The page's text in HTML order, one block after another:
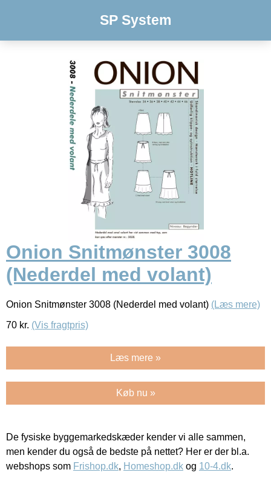
SP System
Onion Snitmønster 3008
(Nederdel med volant)
Onion Snitmønster 3008 (Nederdel med volant) (Læs mere)
70 kr. (Vis fragtpris)
Læs mere »
Køb nu »
De fysiske byggemarkedskæder kender vi alle sammen,
men kender du også de bedste på nettet? Her er der bl.a.
webshops som Frishop.dk, Homeshop.dk og 10-4.dk.